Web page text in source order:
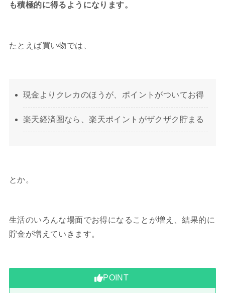
も積極的に得るようになります。
たとえば買い物では、
現金よりクレカのほうが、ポイントがついてお得
楽天経済圏なら、楽天ポイントがザクザク貯まる
とか。
生活のいろんな場面でお得になることが増え、結果的に
貯金が増えていきます。
POINT